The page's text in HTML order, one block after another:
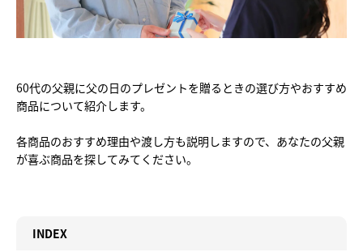
60代の父親に父の日のプレゼントを贈るときの選び方やおすすめ
商品について紹介します。
各商品のおすすめ理由や渡し方も説明しますので、あなたの父親
が喜ぶ商品を探してみてください。
INDEX